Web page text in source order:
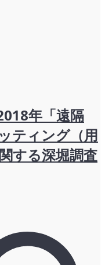
年「遠隔
ティング（用
する深堀調査